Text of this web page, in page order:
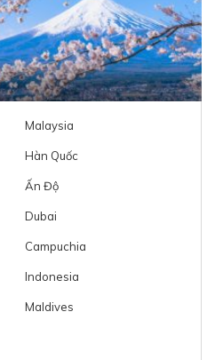
Malaysia
Hàn Quốc
Ấn Độ
Dubai
Campuchia
Indonesia
Maldives